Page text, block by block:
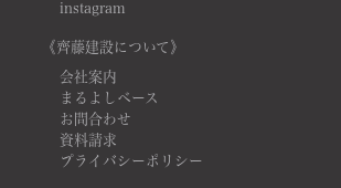
instagram
《齊藤建設について》
会社案内
まるよしベース
お問合わせ
資料請求
プライバシーポリシー